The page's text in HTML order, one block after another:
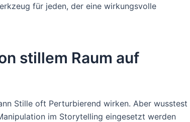
für jeden, der eine wirkungsvolle
stillem Raum auf
Stille oft Perturbierend wirken. Aber wusstest
im Storytelling eingesetzt werden